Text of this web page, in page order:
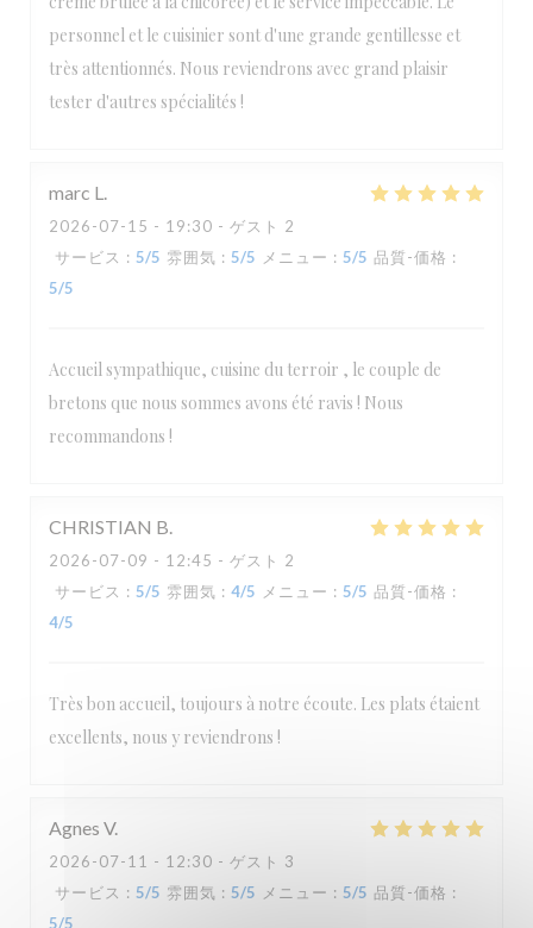
personnel et le cuisinier sont d'une grande gentillesse et
très attentionnés. Nous reviendrons avec grand plaisir
tester d'autres spécialités !
marc L
2026-07-15 - 19:30 - ゲスト 2
サービス : 5/5 雰囲気 : 5/5 メニュー : 5/5 品質-価格 :
5/5
Accueil sympathique, cuisine du terroir , le couple de
bretons que nous sommes avons été ravis ! Nous
recommandons !
CHRISTIAN B
2026-07-09 - 12:45 - ゲスト 2
サービス : 5/5 雰囲気 : 4/5 メニュー : 5/5 品質-価格 :
4/5
Très bon accueil, toujours à notre écoute. Les plats étaient
excellents, nous y reviendrons !
Agnes V
2026-07-11 - 12:30 - ゲスト 3
サービス : 5/5 雰囲気 : 5/5 メニュー : 5/5 品質-価格 :
5/5